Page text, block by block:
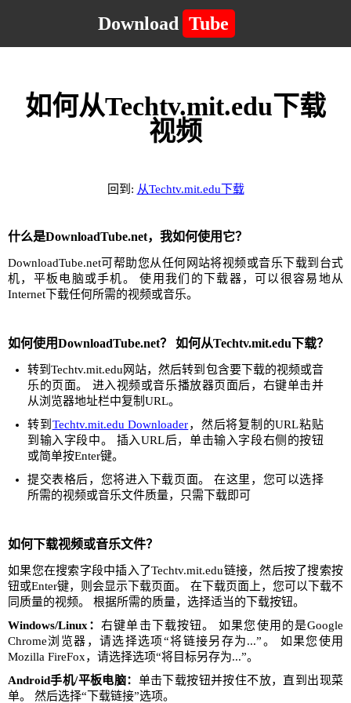
Download Tube
如何从Techtv.mit.edu下载
视频
回到: 从Techtv.mit.edu下载
什么是DownloadTube.net，我如何使用它？
DownloadTube.net可帮助您从任何网站将视频或音乐下载到台式
机，平板电脑或手机。 使用我们的下载器，可以很容易地从
Internet下载任何所需的视频或音乐。
如何使用DownloadTube.net？ 如何从Techtv.mit.edu下载？
转到Techtv.mit.edu网站，然后转到包含要下载的视频或音
乐的页面。 进入视频或音乐播放器页面后，右键单击并
从浏览器地址栏中复制URL。
转到 Techtv.mit.edu Downloader，然后将复制的URL粘贴
到输入字段中。 插入URL后，单击输入字段右侧的按钮
或简单按Enter键。
提交表格后，您将进入下载页面。 在这里，您可以选择
所需的视频或音乐文件质量，只需下载即可
如何下载视频或音乐文件？
如果您在搜索字段中插入了Techtv.mit.edu链接，然后按了搜索按
钮或Enter键，则会显示下载页面。 在下载页面上，您可以下载不
同质量的视频。 根据所需的质量，选择适当的下载按钮。
Windows/Linux：右键单击下载按钮。 如果您使用的是Google
Chrome浏览器，请选择选项“将链接另存为...”。 如果您使用
Mozilla FireFox，请选择选项“将目标另存为...”。
Android手机/平板电脑： 单击下载按钮并按住不放，直到出现菜
单。 然后选择“下载链接”选项。